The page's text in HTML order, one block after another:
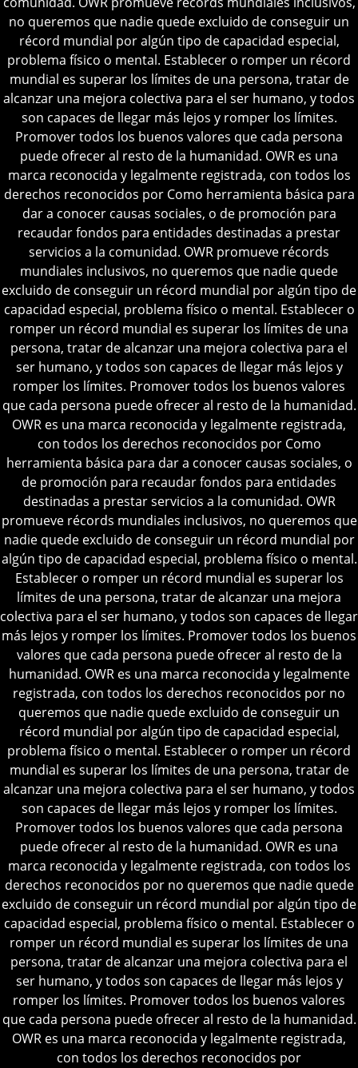
no queremos que nadie quede excluido de conseguir un
récord mundial por algún tipo de capacidad especial,
problema físico o mental. Establecer o romper un récord
mundial es superar los límites de una persona, tratar de
alcanzar una mejora colectiva para el ser humano, y todos
son capaces de llegar más lejos y romper los límites.
Promover todos los buenos valores que cada persona
puede ofrecer al resto de la humanidad. OWR es una
marca reconocida y legalmente registrada, con todos los
derechos reconocidos por Como herramienta básica para
dar a conocer causas sociales, o de promoción para
recaudar fondos para entidades destinadas a prestar
servicios a la comunidad. OWR promueve récords
mundiales inclusivos, no queremos que nadie quede
excluido de conseguir un récord mundial por algún tipo de
capacidad especial, problema físico o mental. Establecer o
romper un récord mundial es superar los límites de una
persona, tratar de alcanzar una mejora colectiva para el
ser humano, y todos son capaces de llegar más lejos y
romper los límites. Promover todos los buenos valores
que cada persona puede ofrecer al resto de la humanidad.
OWR es una marca reconocida y legalmente registrada,
con todos los derechos reconocidos por Como
herramienta básica para dar a conocer causas sociales, o
de promoción para recaudar fondos para entidades
destinadas a prestar servicios a la comunidad. OWR
promueve récords mundiales inclusivos, no queremos que
nadie quede excluido de conseguir un récord mundial por
algún tipo de capacidad especial, problema físico o mental.
Establecer o romper un récord mundial es superar los
límites de una persona, tratar de alcanzar una mejora
colectiva para el ser humano, y todos son capaces de llegar
más lejos y romper los límites. Promover todos los buenos
valores que cada persona puede ofrecer al resto de la
humanidad. OWR es una marca reconocida y legalmente
registrada, con todos los derechos reconocidos por no
queremos que nadie quede excluido de conseguir un
récord mundial por algún tipo de capacidad especial,
problema físico o mental. Establecer o romper un récord
mundial es superar los límites de una persona, tratar de
alcanzar una mejora colectiva para el ser humano, y todos
son capaces de llegar más lejos y romper los límites.
Promover todos los buenos valores que cada persona
puede ofrecer al resto de la humanidad. OWR es una
marca reconocida y legalmente registrada, con todos los
derechos reconocidos por no queremos que nadie quede
excluido de conseguir un récord mundial por algún tipo de
capacidad especial, problema físico o mental. Establecer o
romper un récord mundial es superar los límites de una
persona, tratar de alcanzar una mejora colectiva para el
ser humano, y todos son capaces de llegar más lejos y
romper los límites. Promover todos los buenos valores
que cada persona puede ofrecer al resto de la humanidad.
OWR es una marca reconocida y legalmente registrada,
con todos los derechos reconocidos por